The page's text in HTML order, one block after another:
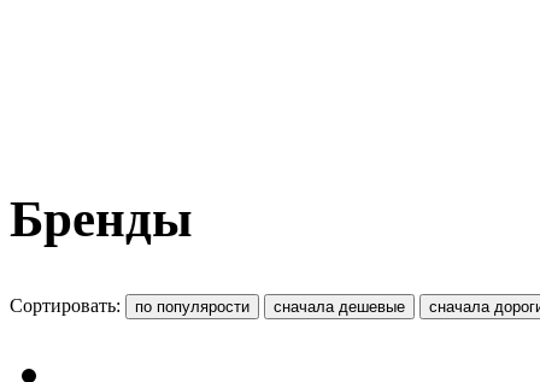
Бренды
Сортировать: